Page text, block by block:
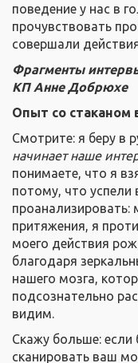
поведение у нас в
прочувствовать
совершали
Фрагменты
КП Анне Добрюхе
Опыт со стаканом
Смотрите: я беру в
начинает наше
понимаете, что я
потому, что успели
проанализировать:
притяжения, я
моего действия
благодаря
нашего мозга,
подсознательно
видим.
Скажу больше:
сканировать ваш